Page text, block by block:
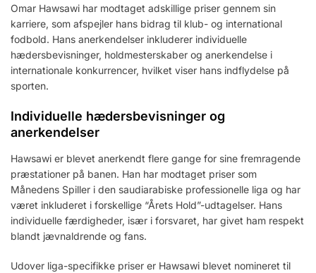
Omar Hawsawi har modtaget adskillige priser gennem sin
karriere, som afspejler hans bidrag til klub- og international
fodbold. Hans anerkendelser inkluderer individuelle
hædersbevisninger, holdmesterskaber og anerkendelse i
internationale konkurrencer, hvilket viser hans indflydelse på
sporten.
Individuelle hædersbevisninger og
anerkendelser
Hawsawi er blevet anerkendt flere gange for sine fremragende
præstationer på banen. Han har modtaget priser som
Månedens Spiller i den saudiarabiske professionelle liga og har
været inkluderet i forskellige “Årets Hold”-udtagelser. Hans
individuelle færdigheder, især i forsvaret, har givet ham respekt
blandt jævnaldrende og fans.
Udover liga-specifikke priser er Hawsawi blevet nomineret til